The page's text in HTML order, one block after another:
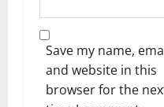
Save my name,
and website in this
browser for the